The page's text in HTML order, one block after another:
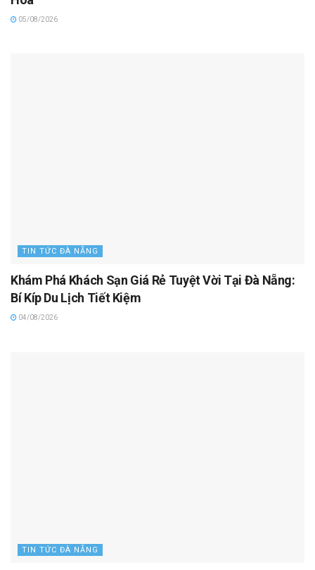
05/08/2026
TIN TỨC ĐÀ NẴNG
Khám Phá Khách Sạn Giá Rẻ Tuyệt Vời Tại Đà Nẵng:
Bí Kíp Du Lịch Tiết Kiệm
04/08/2026
TIN TỨC ĐÀ NẴNG